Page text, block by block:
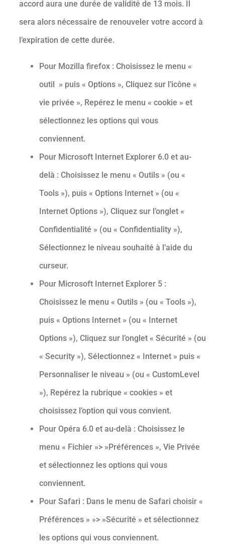
accord aura une durée de validité de 13 mois. Il
sera alors nécessaire de renouveler votre accord à
l’expiration de cette durée.
Pour Mozilla firefox : Choisissez le menu «
outil » puis « Options », Cliquez sur l’icône «
vie privée », Repérez le menu « cookie » et
sélectionnez les options qui vous
conviennent.
Pour Microsoft Internet Explorer 6.0 et au-
delà : Choisissez le menu « Outils » (ou «
Tools »), puis « Options Internet » (ou «
Internet Options »), Cliquez sur l’onglet «
Confidentialité » (ou « Confidentiality »),
Sélectionnez le niveau souhaité à l’aide du
curseur.
Pour Microsoft Internet Explorer 5 :
Choisissez le menu « Outils » (ou « Tools »),
puis « Options Internet » (ou « Internet
Options »), Cliquez sur l’onglet « Sécurité » (ou
« Security »), Sélectionnez « Internet » puis «
Personnaliser le niveau » (ou « CustomLevel
»), Repérez la rubrique « cookies » et
choisissez l’option qui vous convient.
Pour Opéra 6.0 et au-delà : Choisissez le
menu « Fichier »> »Préférences », Vie Privée
et sélectionnez les options qui vous
conviennent.
Pour Safari : Dans le menu de Safari choisir «
Préférences » »> »Sécurité » et sélectionnez
les options qui vous conviennent.